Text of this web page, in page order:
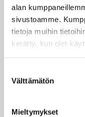
alan
sivustoamme.
tietoja muihin
kerätty, kun olet
valinta
Välttämätön
Mieltymykset
Sijainti